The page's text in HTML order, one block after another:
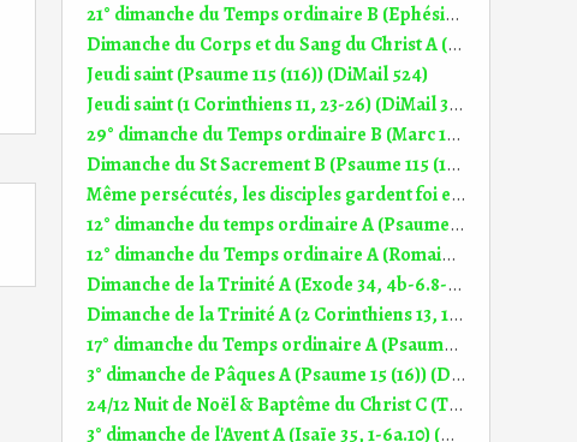
21° dimanche du Temps ordinaire B (Ephésiens 5, 21-32) (DiMail 418)
Dimanche du Corps et du Sang du Christ A (1 Corinthiens 10, 16-17) (DiMail 331)
Jeudi saint (Psaume 115 (116)) (DiMail 524)
Jeudi saint (1 Corinthiens 11, 23-26) (DiMail 394)
29° dimanche du Temps ordinaire B (Marc 10, 35-45) (DiMail 91)
Dimanche du St Sacrement B (Psaume 115 (116)) (DiMail 524)
Même persécutés, les disciples gardent foi en Dieu Homélie 12° dim TO A (21.06.2026)
12° dimanche du temps ordinaire A (Psaume 68 (69)) (DiMail 643)
12° dimanche du Temps ordinaire A (Romains 5, 12-15) (DiMail 335)
Dimanche de la Trinité A (Exode 34, 4b-6.8-9) (DiMail 168)
Dimanche de la Trinité A (2 Corinthiens 13, 11-13) (DiMail 330)
17° dimanche du Temps ordinaire A (Psaume 118 (119)) (DiMail 537)
3° dimanche de Pâques A (Psaume 15 (16)) (DiMail 526)
24/12 Nuit de Noël & Baptême du Christ C (Tite 2, 11-14) (DiMail 306)
3° dimanche de l'Avent A (Isaïe 35, 1-6a.10) (DiMail 304)